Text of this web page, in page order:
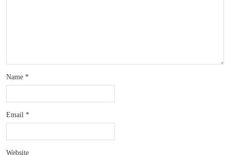
Name *
Email *
Website